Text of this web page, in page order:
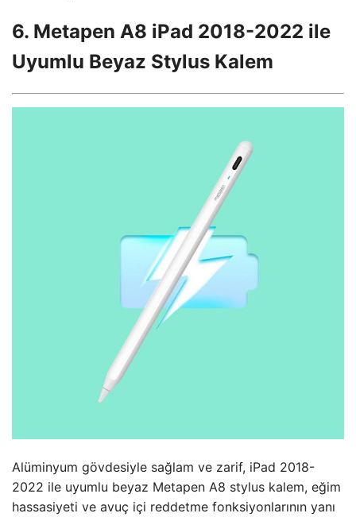
6. Metapen A8 iPad 2018-2022 ile
Uyumlu Beyaz Stylus Kalem
Alüminyum gövdesiyle sağlam ve zarif, iPad 2018-
2022 ile uyumlu beyaz Metapen A8 stylus kalem, eğim
hassasiyeti ve avuç içi reddetme fonksiyonlarının yanı